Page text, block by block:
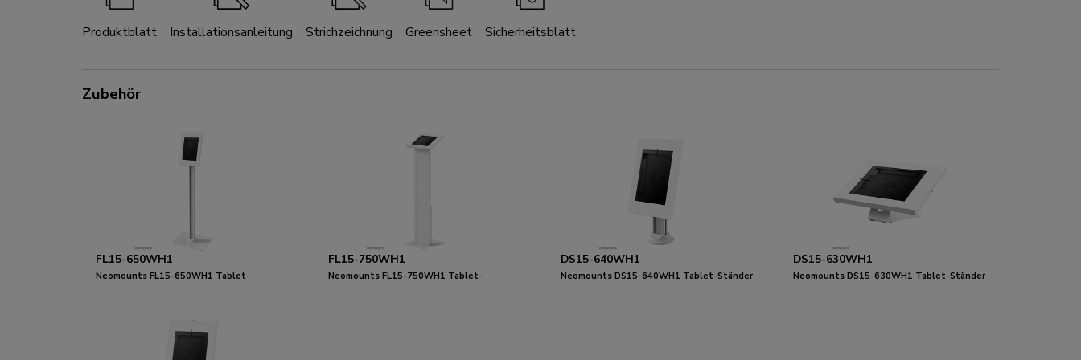
Produktblatt Installationsanleitung Strichzeichnung Greensheet Sicherheitsblatt
Zubehör
FL15-650WH1
Neomounts FL15-650WH1 Tablet-
FL15-750WH1
Neomounts FL15-750WH1 Tablet-
DS15-640WH1
Neomounts DS15-640WH1 Tablet-Ständer
DS15-630WH1
Neomounts DS15-630WH1 Tablet-Ständer